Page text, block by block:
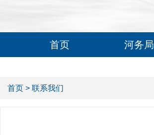
首页 河务局
首页 > 联系我们